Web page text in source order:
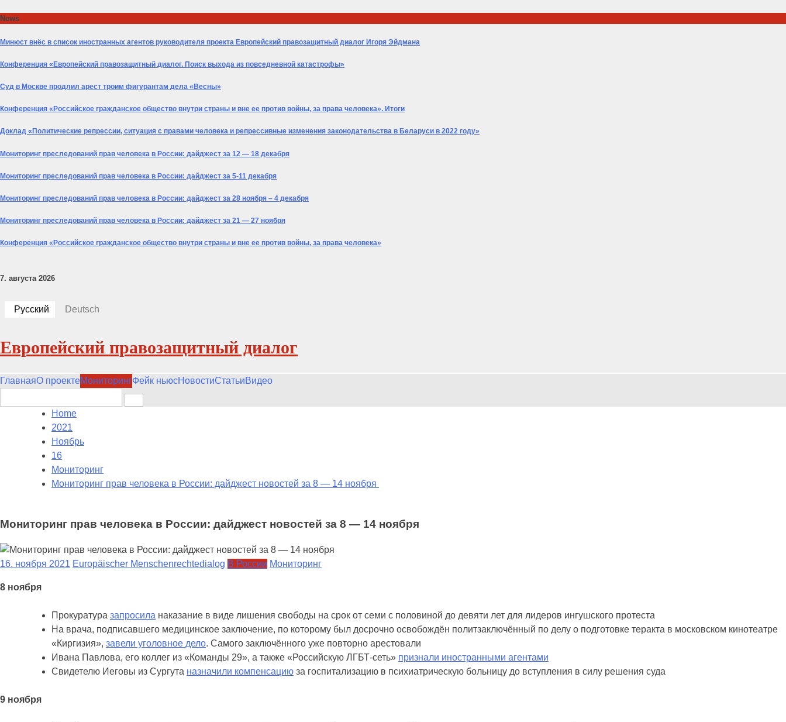
to
News
Минюст внёс в список иностранных агентов руководителя проекта Европейский правозащитный диалог Игоря Эйдмана
Конференция «Европейский правозащитный диалог. Поиск выхода из повседневной катастрофы»
Суд в Москве продлил арест троим фигурантам дела «Весны»
Конференция «Российское гражданское общество внутри страны и вне ее против войны, за права человека». Итоги
Доклад «Политические репрессии, ситуация с правами человека и репрессивные изменения законодательства в Беларуси в 2022 году»
Мониторинг преследований прав человека в России: дайджест за 12 — 18 декабря
Мониторинг преследований прав человека в России: дайджест за 5-11 декабря
Мониторинг преследований прав человека в России: дайджест за 28 ноября – 4 декабря
Мониторинг преследований прав человека в России: дайджест за 21 — 27 ноября
Конференция «Российское гражданское общество внутри страны и вне ее против войны, за права человека»
7. августа 2026
Русский Deutsch
Европейский правозащитный диалог
ГлавнаяО проектеМониторингФейк ньюсНовостиСтатьиВидео
for:
Home
2021
Ноябрь
16
Мониторинг
Мониторинг прав человека в России: дайджест новостей за 8 — 14 ноября
Мониторинг прав человека в России: дайджест новостей за 8 — 14 ноября
16. ноября 2021 Europäischer Menschenrechtedialog В России Мониторинг
8 ноября
Прокуратура запросила наказание в виде лишения свободы на срок от семи с половиной до девяти лет для лидеров ингушского протеста
На врача, подписавшего медицинское заключение, по которому был досрочно освобождён политзаключённый по делу о подготовке теракта в московском кинотеатре
«Киргизия», завели уголовное дело. Самого заключённого уже повторно арестовали
Ивана Павлова, его коллег из «Команды 29», а также «Российскую ЛГБТ-сеть» признали иностранными агентами
Свидетелю Иеговы из Сургута назначили компенсацию за госпитализацию в психиатрическую больницу до вступления в силу решения суда
9 ноября